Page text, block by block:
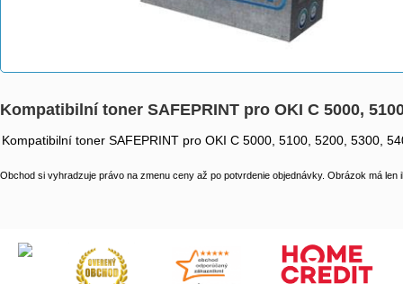
Kompatibilní toner SAFEPRINT pro OKI C 5000,
Kompatibilní toner SAFEPRINT pro OKI C 5000, 5100, 5200, 5300,
Obchod si vyhradzuje právo na zmenu ceny až po potvrdenie objednávky. Obrázok má len